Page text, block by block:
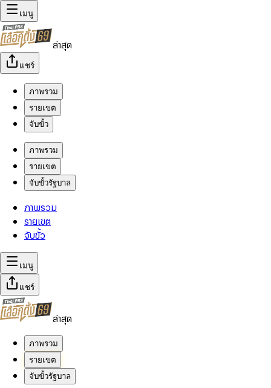
เมนู
ล่าสุด
แชร์
ภาพรวม
รายเขต
จับขั้ว
ภาพรวม
รายเขต
จับขั้วรัฐบาล
ภาพรวม
รายเขต
จับขั้ว
เมนู
แชร์
ล่าสุด
ภาพรวม
รายเขต
จับขั้วรัฐบาล